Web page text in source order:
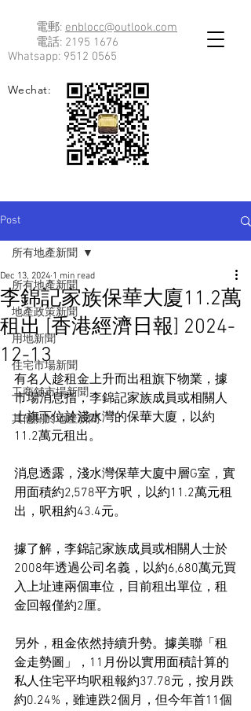
電郵: enblocc@outlook.com
電話: 2195 1676
Whatsapp: 9512 0565
Wechat:
Post
所有地產新聞
地產政策新聞
用地新聞
住宅市場新聞
工商舖市場新聞
其他關於地產新聞
所有地產新聞
李錦記家族保華大廈11.2萬
租出 [香港經濟日報] 2024-
12-13
Dec 13, 2024 1 min read
有名人趁租金上升而出租旗下物業，據
市場消息指，李錦記家族成員或相關人
士旗下位於淺水灣的保華大廈，以約
11.2萬元租出。
消息透露，淺水灣保華大廈中層G室，實
用面積約2,578平方呎，以約11.2萬元租
出，呎租約43.4元。
據了解，李錦記家族成員或相關人士於
2008年透過公司名義，以約6,680萬元買
入上址連兩個車位，目前租出單位，租
金回報僅約2厘。
另外，租金依然持續升勢。據美聯「租
金走勢圖」，11月份以實用面積計算的
私人住宅平均呎租報約37.78元，按月跌
約0.24%，雖連跌2個月，但今年首11個